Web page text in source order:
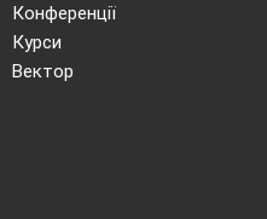
Конференції
Курси
Вектор